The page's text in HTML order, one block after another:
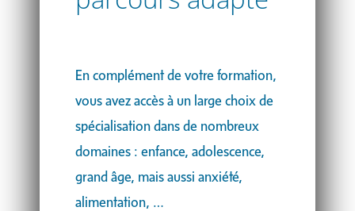
En complément de votre formation,
vous avez accès à un large choix de
spécialisation dans de nombreux
domaines : enfance, adolescence,
grand âge, mais aussi anxiété,
alimentation, …